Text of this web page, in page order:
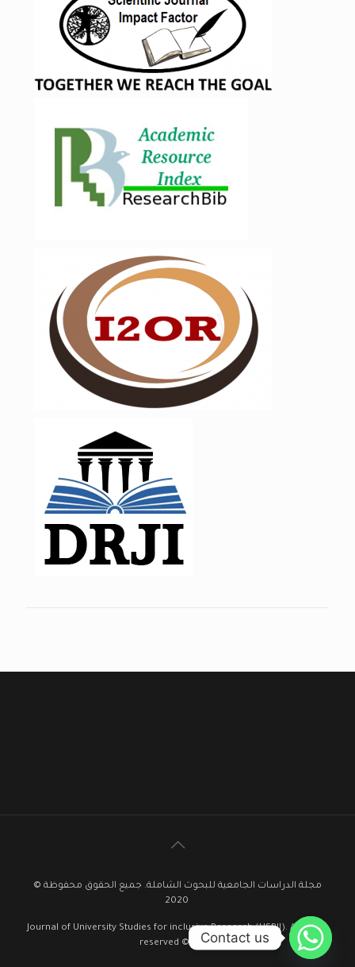
مجلة الدراسات الجامعية للبحوث الشاملة. جميع الحقوق محفوظة ©
Journal of University Studies for inclusive Research (USRIJ). All rights
reserved © 2020Contact us